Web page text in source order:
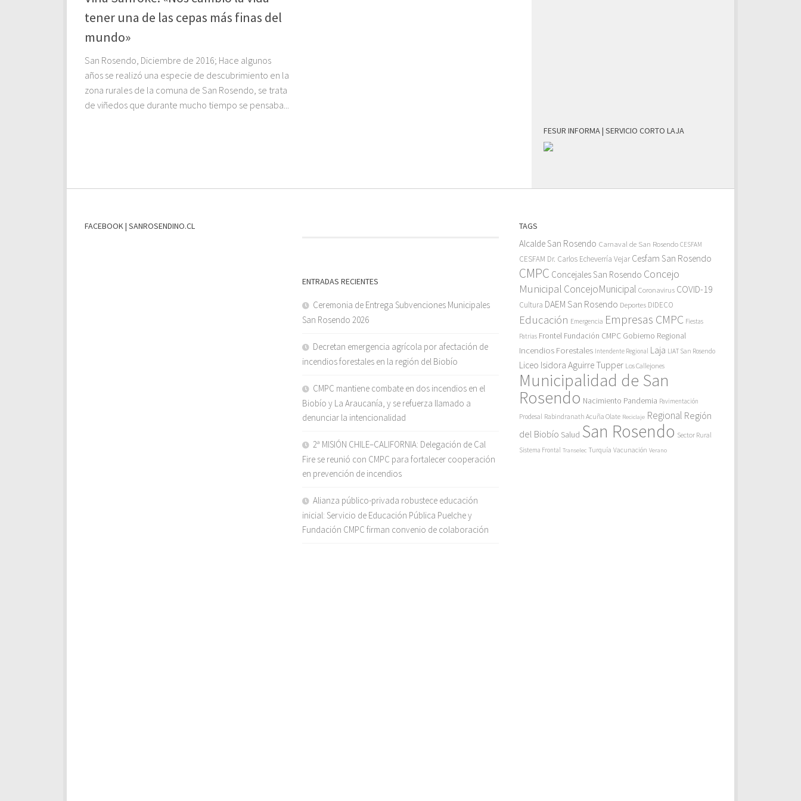
tener una de las cepas más finas del
mundo»
San Rosendo, Diciembre de 2016; Hace algunos
años se realizó una especie de descubrimiento en la
zona rurales de la comuna de San Rosendo, se trata
de viñedos que durante mucho tiempo se pensaba...
FESUR INFORMA | SERVICIO CORTO LAJA
FACEBOOK | SANROSENDINO.CL
ENTRADAS RECIENTES
Ceremonia de Entrega Subvenciones Municipales
San Rosendo 2026
Decretan emergencia agrícola por afectación de
incendios forestales en la región del Biobío
CMPC mantiene combate en dos incendios en el
Biobío y La Araucanía, y se refuerza llamado a
denunciar la intencionalidad
2ª MISIÓN CHILE–CALIFORNIA: Delegación de Cal
Fire se reunió con CMPC para fortalecer cooperación
en prevención de incendios
Alianza público-privada robustece educación
inicial: Servicio de Educación Pública Puelche y
Fundación CMPC firman convenio de colaboración
TAGS
Alcalde San Rosendo Carnaval de San Rosendo CESFAM
CESFAM Dr. Carlos Echeverría Vejar Cesfam San Rosendo
CMPC Concejales San Rosendo Concejo
Municipal ConcejoMunicipal Coronavirus COVID-19
Cultura DAEM San Rosendo Deportes DIDECO
Educación Emergencia Empresas CMPC Fiestas
Patrias Frontel Fundación CMPC Gobierno Regional
Incendios Forestales Intendente Regional Laja LIAT San Rosendo
Liceo Isidora Aguirre Tupper Los Callejones
Municipalidad de San
Rosendo Nacimiento Pandemia Pavimentación
Prodesal Rabindranath Acuña Olate Reciclaje Regional Región
del Biobío Salud San Rosendo Sector Rural
Sistema Frontal Transelec Turquía Vacunación Verano